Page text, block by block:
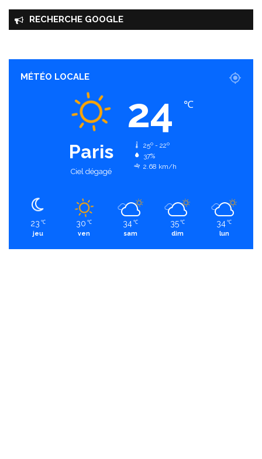
RECHERCHE GOOGLE
MÉTÉO LOCALE
Paris
Ciel dégagé
24 ℃
25º - 22º
37%
2.68 km/h
23 ℃
jeu
30 ℃
ven
34 ℃
sam
35 ℃
dim
34 ℃
lun